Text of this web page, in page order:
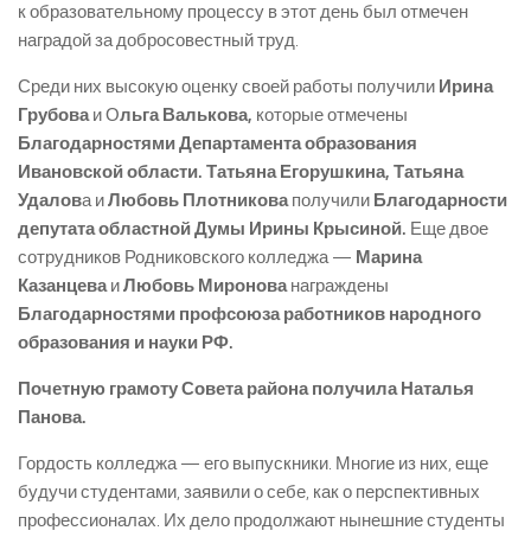
к образовательному процессу в этот день был отмечен
наградой за добросовестный труд.
Среди них высокую оценку своей работы получили Ирина
Грубоваи Ольга Валькова, которые отмечены
Благодарностями Департамента образования
Ивановской области. Татьяна Егорушкина, Татьяна
Удалова иЛюбовь Плотниковаполучили Благодарности
депутата областной Думы Ирины Крысиной. Еще двое
сотрудников Родниковского колледжа — Марина
КазанцеваиЛюбовь Миронованаграждены
Благодарностями профсоюза работников народного
образования и науки РФ.
Почетную грамоту Совета района получила Наталья
Панова.
Гордость колледжа — его выпускники. Многие из них, еще
будучи студентами, заявили о себе, как о перспективных
профессионалах. Их дело продолжают нынешние студенты